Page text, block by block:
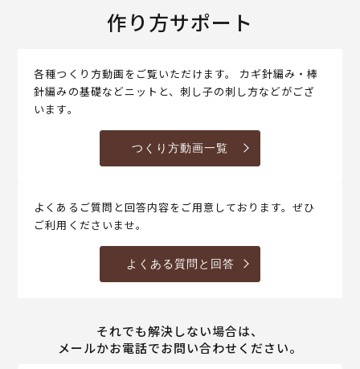
作り方サポート
各種つくり方動画をご覧いただけます。 カギ針編み・棒
針編みの基礎などニットと、刺し子の刺し方などがござ
います。
つくり方動画一覧
よくあるご質問と回答内容をご用意しております。ぜひ
ご利用くださいませ。
よくある質問と回答
それでも解決しない場合は、
メールかお電話でお問い合わせください。